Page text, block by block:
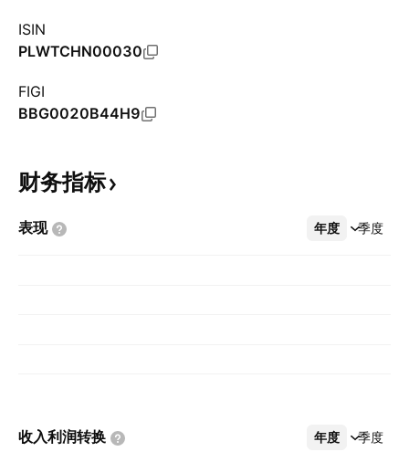
ISIN
PLWTCHN00030
FIGI
BBG0020B44H9
财务指标
表现 年度 季度
更多
收入利润转换 年度 季度
更多